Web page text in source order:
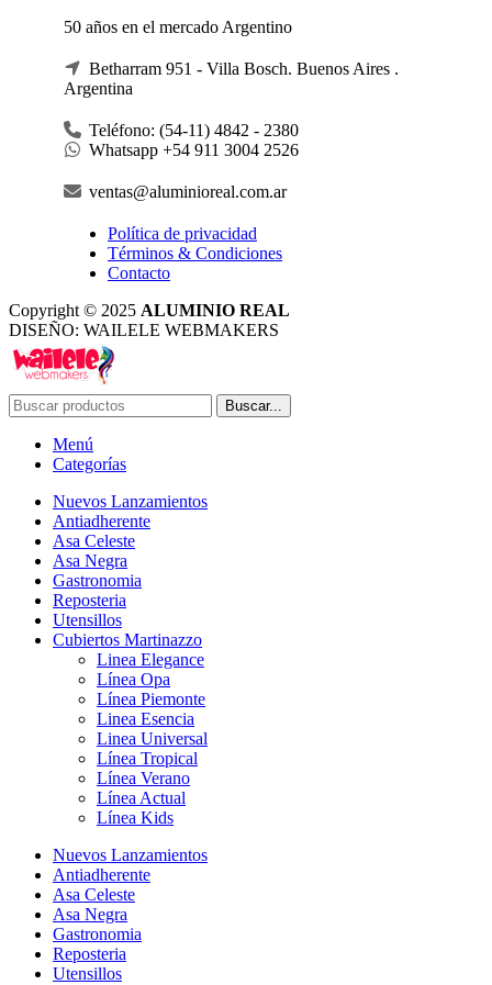
50 años en el mercado Argentino
Betharram 951 - Villa Bosch. Buenos Aires .
Argentina
Teléfono: (54-11) 4842 - 2380
Whatsapp +54 911 3004 2526
ventas@aluminioreal.com.ar
Política de privacidad
Términos & Condiciones
Contacto
Copyright © 2025 ALUMINIO REAL
DISEÑO: WAILELE WEBMAKERS
Buscar...
Menú
Categorías
Nuevos Lanzamientos
Antiadherente
Asa Celeste
Asa Negra
Gastronomia
Reposteria
Utensillos
Cubiertos Martinazzo
Linea Elegance
Línea Opa
Línea Piemonte
Linea Esencia
Linea Universal
Línea Tropical
Línea Verano
Línea Actual
Línea Kids
Nuevos Lanzamientos
Antiadherente
Asa Celeste
Asa Negra
Gastronomia
Reposteria
Utensillos